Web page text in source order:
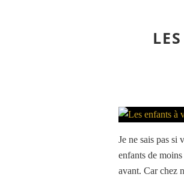
Je ne sais pas si
enfants de
avant. Car chez